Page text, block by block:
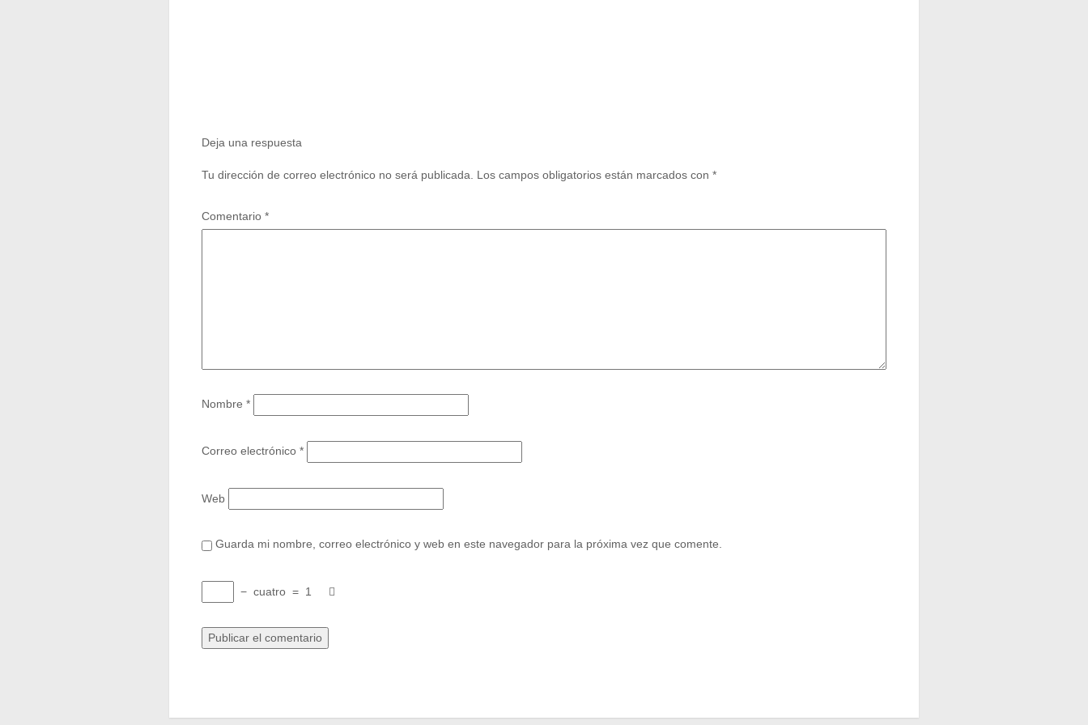
Deja una respuesta
Tu dirección de correo electrónico no será publicada. Los campos obligatorios están marcados con *
Comentario *
Nombre *
Correo electrónico *
Web
Guarda mi nombre, correo electrónico y web en este navegador para la próxima vez que comente.
− cuatro = 1